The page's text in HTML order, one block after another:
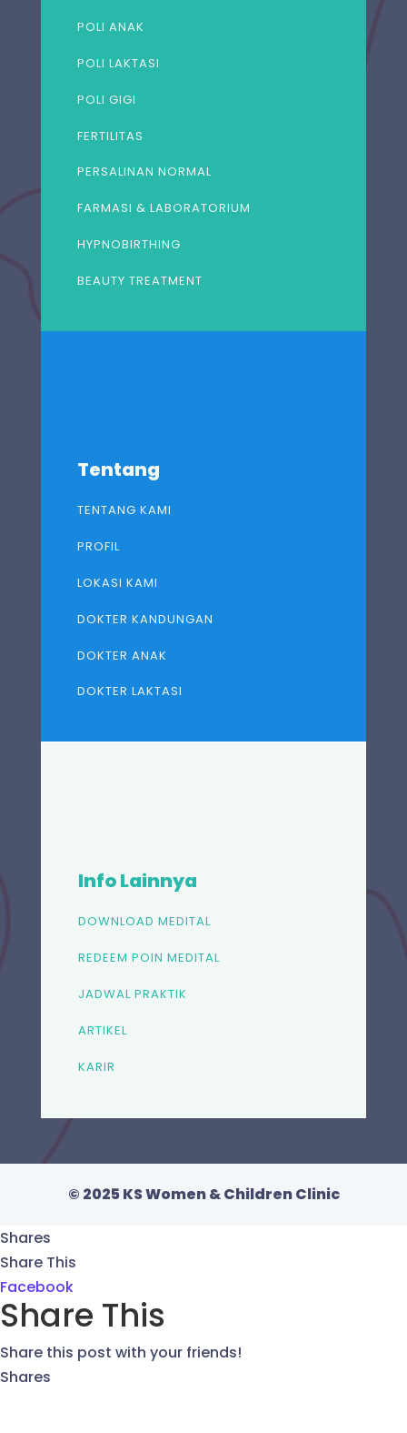
POLI ANAK
POLI LAKTASI
POLI GIGI
FERTILITAS
PERSALINAN NORMAL
FARMASI & LABORATORIUM
HYPNOBIRTHING
BEAUTY TREATMENT
Tentang
TENTANG KAMI
PROFIL
LOKASI KAMI
DOKTER KANDUNGAN
DOKTER ANAK
DOKTER LAKTASI
Info Lainnya
DOWNLOAD MEDITAL
REDEEM POIN MEDITAL
JADWAL PRAKTIK
ARTIKEL
KARIR
© 2025 KS Women & Children Clinic
Shares
Share This
Facebook
Share This
Share this post with your friends!
Shares